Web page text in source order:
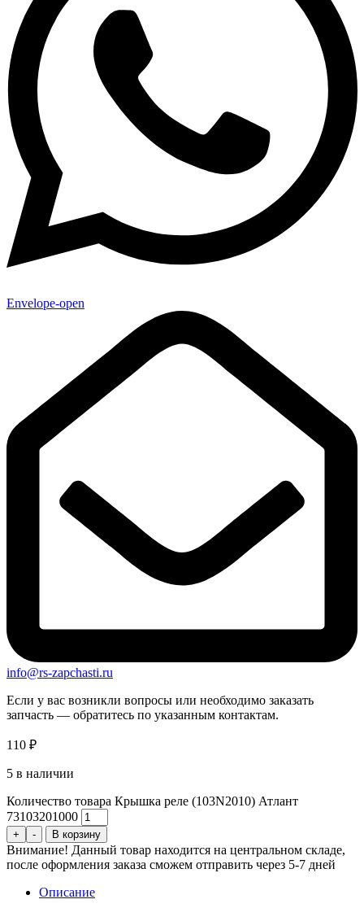
Envelope-open
info@rs-zapchasti.ru
Если у вас возникли вопросы или необходимо заказать
запчасть — обратитесь по указанным контактам.
110 ₽
5 в наличии
Количество товара Крышка реле (103N2010) Атлант
73103201000
+ - В корзину
Внимание! Данный товар находится на центральном складе,
после оформления заказа сможем отправить через 5-7 дней
Описание